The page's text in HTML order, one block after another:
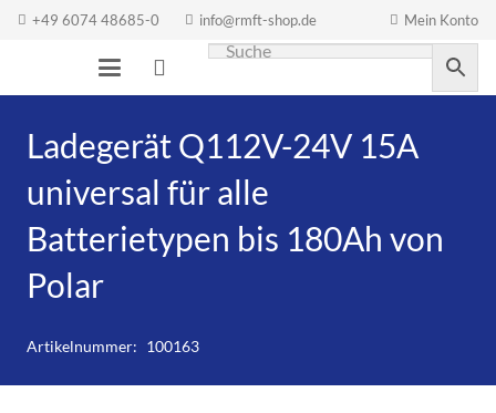
+49 6074 48685-0 info@rmft-shop.de Mein Konto
Ladegerät Q112V-24V 15A
universal für alle
Batterietypen bis 180Ah von
Polar
Artikelnummer: 100163